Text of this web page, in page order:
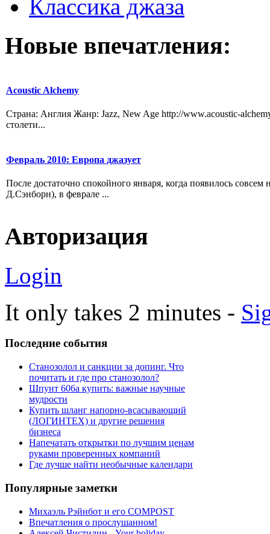
Классика джаза
Новые впечатления:
Acoustic Alchemy
Страна: Англия Жанр: Jazz, New Age http://www.acoustic-
столети...
Февраль 2010: Европа джазует
После достаточно спокойного января, когда появилось
Д.Сэнборн), в феврале ...
Авторизация
Login
It only takes 2 minutes -
Последние события
Станозолол и санкции за допинг. Что
почитать и где про станозолол?
Шпунт 606а купить: важные научные
мудрости
Купить шланг напорно-всасывающий
(ЛОГИНТЕХ) и другие решения
бизнеса
Напечатать открытки по лучшим ценам
руками проверенных компаний
Где лучше найти необычные календари
Популярные заметки
Михаэль Рэйнбот и его COMPOST
Впечатления о прослушанном!